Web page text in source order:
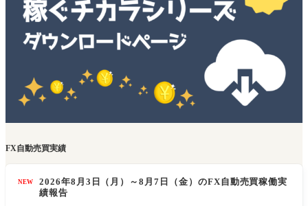
FX自動売買実績
NEW
2026年8月3日（月）～8月7日（金）のFX自動売買稼働実
績報告